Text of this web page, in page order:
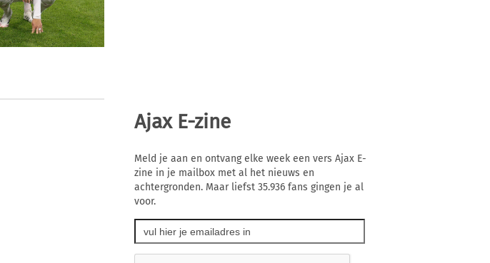
Ajax E-zine
Meld je aan en ontvang elke week een vers Ajax E-
zine in je mailbox met al het nieuws en
achtergronden. Maar liefst 35.936 fans gingen je al
voor.